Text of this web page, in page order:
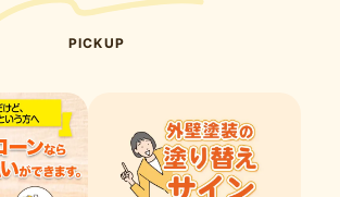
PICKUP